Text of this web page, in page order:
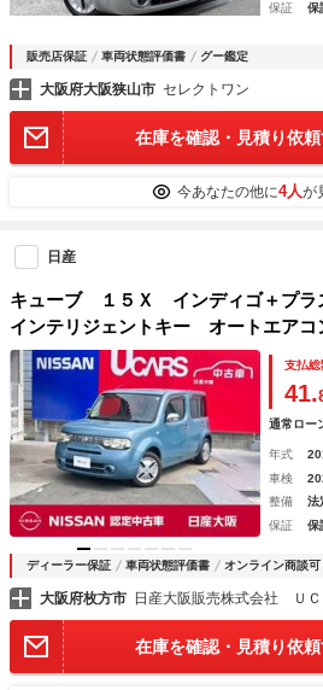
保証
保
販売店保証 車両状態評価書 グー鑑定
大阪府大阪狭山市 セレクトワン
在庫を確認・見積り依
今あなたの他に4人が
日産
キューブ １５Ｘ インディゴ＋プ
インテリジェントキー オートエア
ＴＶ バックカメラ ＥＴＣ 社外品
イド保証ライト３カ月保証
支払総
41.
通常ロー
年式
車検
整備
法
保証
保
ディーラー保証 車両状態評価書 オンライン商談可
大阪府枚方市 日産大阪販売株式会社 Ｕ
在庫を確認・見積り依